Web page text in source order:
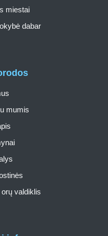
mumis
valdiklis
miestai
dabar